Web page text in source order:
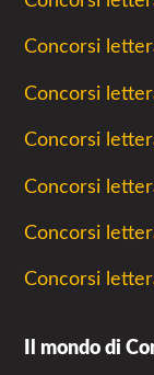
Concorsi
Concorsi
Concorsi
Concorsi
Concorsi
Concorsi
Il mondo di